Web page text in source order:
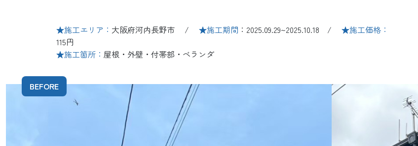
★施工エリア： 大阪府河内長野市 / ★施工期間 ：2025.09.29~2025.10.18 / ★施工価格：
115円
★施工箇所： 屋根・外壁・付帯部・ベランダ
BEFORE